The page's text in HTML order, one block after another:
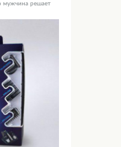
мужчина решает